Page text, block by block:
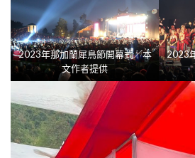
2023年那加蘭犀鳥節開幕式／本
文作者提供
2023